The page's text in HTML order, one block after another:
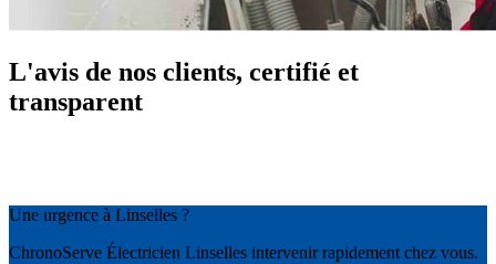
L'avis de nos clients, certifié et
transparent
Une urgence à Linselles ?
ChronoServe Électricien Linselles intervenir rapidement chez vous.